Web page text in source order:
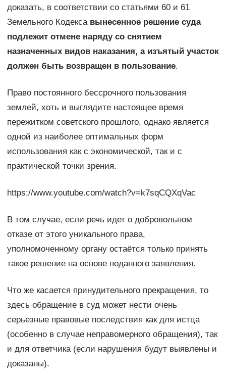
доказать, в соответствии со статьями 60 и 61
Земельного Кодекса вынесенное решение суда
подлежит отмене наряду со снятием
назначенных видов наказания, а изъятый участок
должен быть возвращен в пользование.
Право постоянного бессрочного пользования
землей, хоть и выглядите настоящее время
пережитком советского прошлого, однако является
одной из наиболее оптимальных форм
использования как с экономической, так и с
практической точки зрения.
https://www.youtube.com/watch?v=k7sqCQXqVac
В том случае, если речь идет о добровольном
отказе от этого уникального права,
уполномоченному органу остаётся только принять
такое решение на основе поданного заявления.
Что же касается принудительного прекращения, то
здесь обращение в суд может нести очень
серьезные правовые последствия как для истца
(особенно в случае неправомерного обращения), так
и для ответчика (если нарушения будут выявлены и
доказаны).